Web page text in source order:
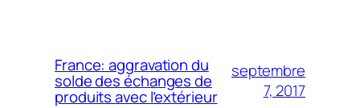
France: aggravation du
solde des échanges de
produits avec l’extérieur
septembre
7, 2017